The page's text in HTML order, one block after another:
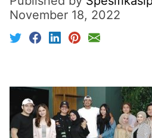
November 18, 2022